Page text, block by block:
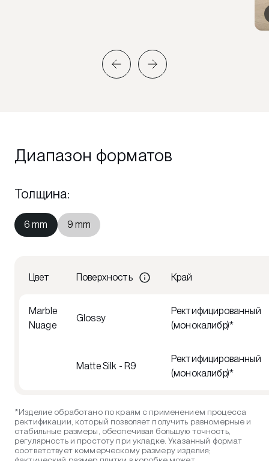
Диапазон форматов
Толщина:
6 mm 9 mm
Цвет Поверхность Край
Marble
Nuage
Glossy
Ректифицированный
(монокалибр)*
Matte Silk - R9
Ректифицированный
(монокалибр)*
*Изделие обработано по краям с применением процесса
ректификации, который позволяет получить равномерные и
стабильные размеры, обеспечивая большую точность,
регулярность и простоту при укладке. Указанный формат
соответствует коммерческому размеру изделия;